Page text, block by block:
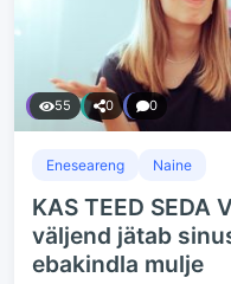
55 0 0
Eneseareng Naine
KAS TEED SEDA
väljend jätab
ebakindla mulje